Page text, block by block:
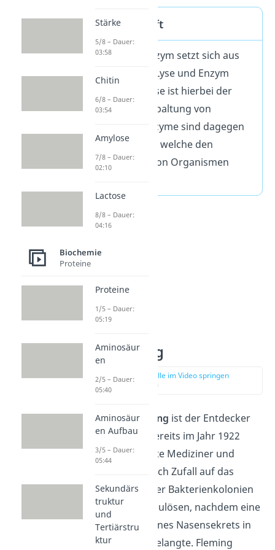
Wortherkunft
Das Wort Lysozym setzt sich aus
den Begriffen Lyse und Enzym
zusammen. Lyse ist hierbei der
Vorgang der Spaltung von
Molekülen. Enzyme sind dagegen
Verbindungen, welche den
Stoffwechsel von Organismen
Entdeckung
zur Stelle im Video springen
(00:49)
Alexander Fleming ist der Entdecker
des Lysozyms. Bereits im Jahr 1922
stieß der erkältete Mediziner und
Bakteriologe durch Zufall auf das
Enzym. Eine seiner Bakterienkolonien
begann sich aufzulösen, nachdem eine
kleine Menge seines Nasensekrets in
die Petrischale gelangte. Fleming
Stärke
5/8 – Dauer:
03:58
Chitin
6/8 – Dauer:
03:54
Amylose
7/8 – Dauer:
02:10
Lactose
8/8 – Dauer:
04:16
Biochemie
Proteine
Proteine
1/5 – Dauer:
05:19
Aminosäur
en
2/5 – Dauer:
05:40
Aminosäur
en Aufbau
3/5 – Dauer:
05:44
Sekundärs
truktur
und
Tertiärstru
ktur